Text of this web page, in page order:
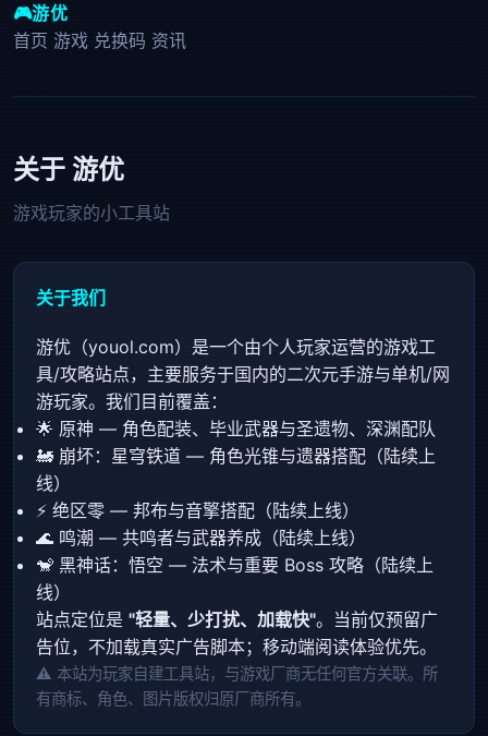
🎮游优
首页 游戏 兑换码 资讯
关于 游优
游戏玩家的小工具站
关于我们
游优（youol.com）是一个由个人玩家运营的游戏工
具/攻略站点，主要服务于国内的二次元手游与单机/网
游玩家。我们目前覆盖：
🌟 原神 — 角色配装、毕业武器与圣遗物、深渊配队
🚂 崩坏：星穹铁道 — 角色光锥与遗器搭配（陆续上
线）
⚡ 绝区零 — 邦布与音擎搭配（陆续上线）
🌊 鸣潮 — 共鸣者与武器养成（陆续上线）
🐒 黑神话：悟空 — 法术与重要 Boss 攻略（陆续上
线）
站点定位是 "轻量、少打扰、加载快"。当前仅预留广
告位，不加载真实广告脚本；移动端阅读体验优先。
⚠️ 本站为玩家自建工具站，与游戏厂商无任何官方关联。所
有商标、角色、图片版权归原厂商所有。